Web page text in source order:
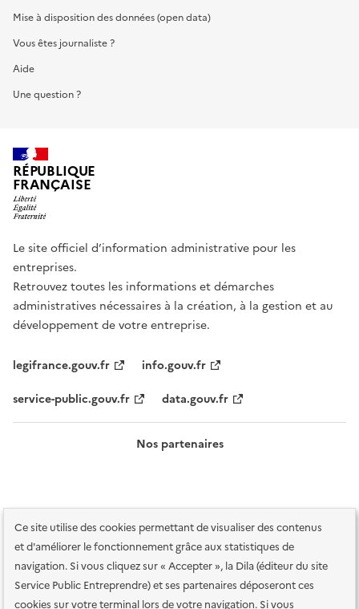
Ce site utilise des cookies permettant de visualiser des contenus
et d'améliorer le fonctionnement grâce aux statistiques de
navigation. Si vous cliquez sur « Accepter », la Dila (éditeur du site
Service Public Entreprendre) et ses partenaires déposeront ces
cookies sur votre terminal lors de votre navigation. Si vous
Mise à disposition des données (open data)
Vous êtes journaliste ?
Aide
Une question ?
RÉPUBLIQUE
FRANÇAISE
Le site officiel d’information administrative pour les
entreprises.
Retrouvez toutes les informations et démarches
administratives nécessaires à la création, à la gestion et au
développement de votre entreprise.
legifrance.gouv.fr
info.gouv.fr
service-public.gouv.fr
data.gouv.fr
Nos partenaires
Plan du site Accessibilité : totalement conforme Accessibilité des